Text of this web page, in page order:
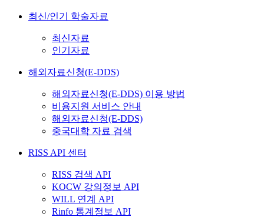
최신/인기 학술자료
최신자료
인기자료
해외자료신청(E-DDS)
해외자료신청(E-DDS) 이용 방법
비용지원 서비스 안내
해외자료신청(E-DDS)
중국대학 자료 검색
RISS API 센터
RISS 검색 API
KOCW 강의정보 API
WILL 연계 API
Rinfo 통계정보 API